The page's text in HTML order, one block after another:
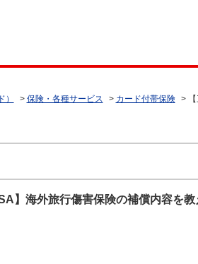
> 保険・各種サービス > カード付帯保険 >
】海外旅行傷害保険の補償内容を教